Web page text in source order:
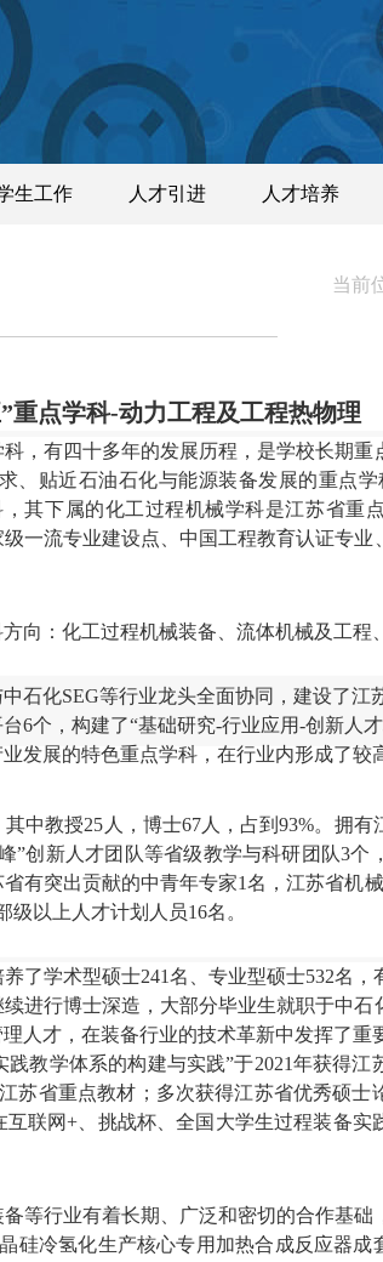
生工作 人才引进 人才培养
当前
”重点学科-动力工程及工程热物理
，有四十多年的发展历程，是学校长期重
、贴近石油石化与能源装备发展的重点学
，其下属的化工过程机械学科是江苏省重
一流专业建设点、中国工程教育认证专业
向 ：化工过程机械装备、流体机械及工
石化SEG等行业龙头全面协同，建设了江
6个，构建了“基础研究-行业应用-创新人
发展的特色重点学科，在行业内形成了较
其中教授25 人，博士67人，占到93%。 拥有
”创新人才团队等省级教学与科研团队3个，
有突出贡献的中青年专家1名，江苏省机
级以上人才计划人员16名。
了学术型硕士241名、专业型硕士532名，
进行博士深造，大部分毕业生就职于中
人才，在装备行业的技术革新中发挥了重
践教学体系的构建与实践”于2021年获得江
苏省重点教材 ；多次获得江苏省优秀硕士
互联网+
挑战杯、全国大学生过程装备实
备等行业有着长期、广泛和密切的合作基
硅冷氢化生产核心专用加热合成反应器成